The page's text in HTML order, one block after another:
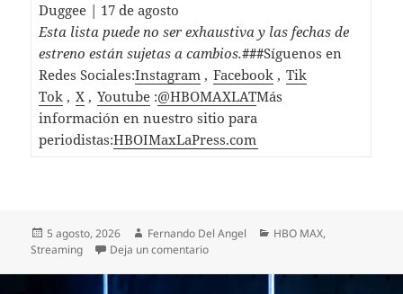
Duggee | 17 de agosto
Esta lista puede no ser exhaustiva y las fechas de
estreno están sujetas a cambios.###Síguenos en
Redes Sociales:Instagram, Facebook, Tik
Tok, X, Youtube:@HBOMAXLATMás
información en nuestro sitio para
periodistas:HBOIMaxLaPress.com
Publicado
el
5 agosto, 2026 Autor
Fernando Del Angel Categorías
HBO MAX,
Streaming
Deja un comentarioen ESTRENOS DE AGOSTO EN HBO